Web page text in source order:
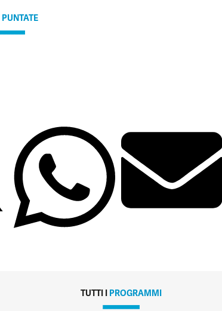
PUNTATE
TUTTI I PROGRAMMI